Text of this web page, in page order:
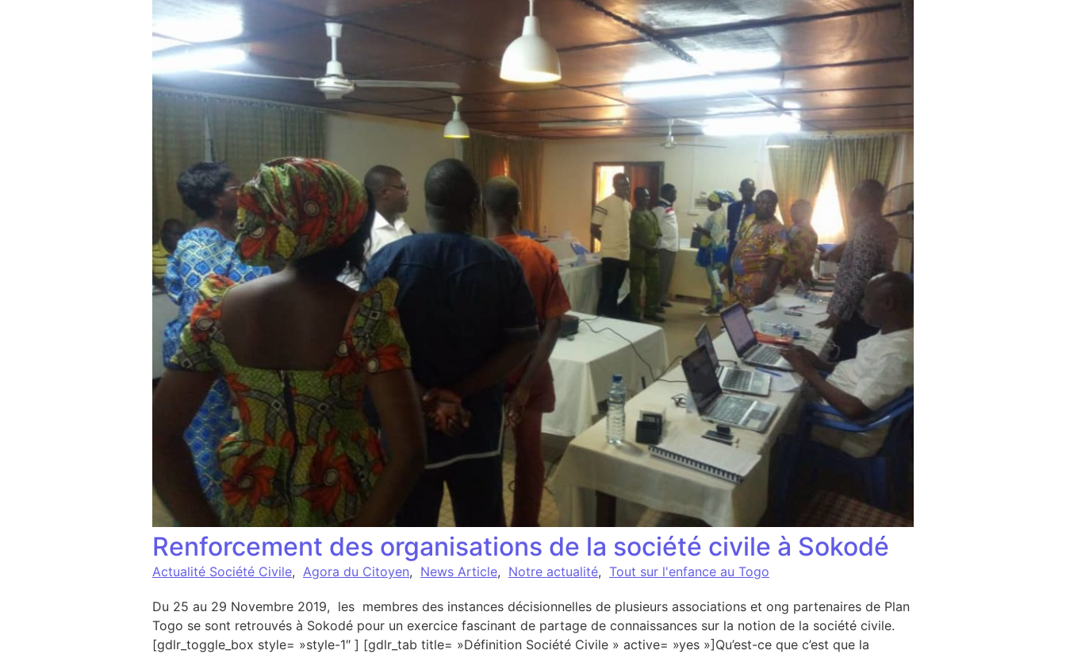
Renforcement des organisations de la société civile à Sokodé
Actualité Société Civile, Agora du Citoyen, News Article, Notre actualité, Tout sur l'enfance au Togo
Du 25 au 29 Novembre 2019, les membres des instances décisionnelles de plusieurs associations et ong partenaires de Plan
Togo se sont retrouvés à Sokodé pour un exercice fascinant de partage de connaissances sur la notion de la société civile.
[gdlr_toggle_box style= »style-1″ ] [gdlr_tab title= »Définition Société Civile » active= »yes »]Qu’est-ce que c’est que la